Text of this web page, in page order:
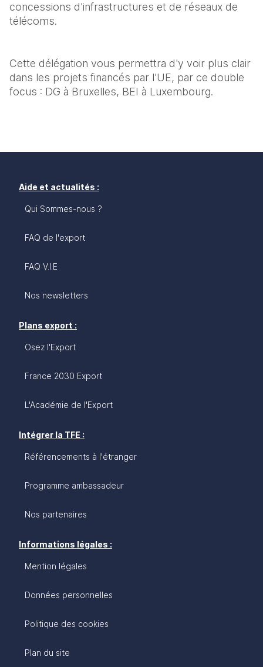
concessions d'infrastructures et de réseaux de
télécoms.
Cette délégation vous permettra d'y voir plus clair
dans les projets financés par l'UE, par ce double
focus : DG à Bruxelles, BEI à Luxembourg.
Aide et actualités :
Qui Sommes-nous ?
FAQ de l'export
FAQ V.I.E
Nos newsletters
Plans export :
Osez l'Export
France 2030 Export
L'Académie de l'Export
Intégrer la TFE :
Référencements à l'étranger
Programme ambassadeur
Nos partenaires
Informations légales :
Mention légales
Données personnelles
Politique des cookies
Plan du site